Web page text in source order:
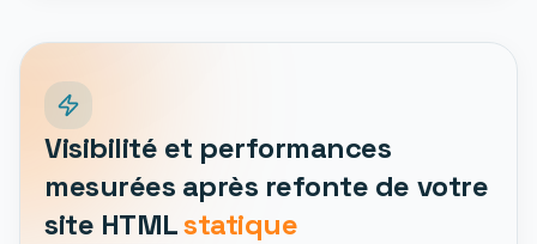
Visibilité et performances
mesurées après refonte de votre
site HTMLstatique